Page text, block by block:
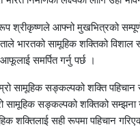
श्रीकृष्णले आफ्नो मुखभित्रको
भारतको सामूहिक शक्तिको विशाल
समर्पित गर्नु पर्छ ।
सामूहिक सङ्कल्पको शक्ति पहिचान
सामूहिक सङ्कल्पको शक्तिको
शक्तिलाई सही रूपमा पहिचान